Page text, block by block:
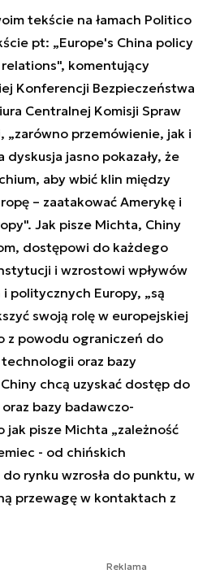
tekście na łamach Politico
pt: „Europe's China policy
komentujący
Konferencji Bezpieczeństwa
Centralnej Komisji Spraw
„zarówno przemówienie, jak i
jasno pokazały, że
aby wbić klin między
– zaatakować Amerykę i
Jak pisze Michta, Chiny
dostępowi do każdego
i wzrostowi wpływów
politycznych Europy, „są
swoją rolę w europejskiej
z powodu ograniczeń do
oraz bazy
chcą uzyskać dostęp do
bazy badawczo-
pisze Michta „zależność
- od chińskich
rynku wzrosła do punktu, w
przewagę w kontaktach z
Reklama